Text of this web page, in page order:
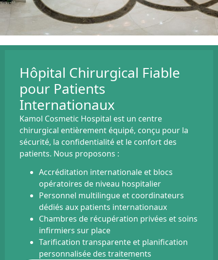
Hôpital Chirurgical Fiable
pour Patients
Internationaux
Kamol Cosmetic Hospital est un centre
chirurgical entièrement équipé, conçu pour la
sécurité, la confidentialité et le confort des
patients. Nous proposons :
Accréditation internationale et blocs
opératoires de niveau hospitalier
Personnel multilingue et coordinateurs
dédiés aux patients internationaux
Chambres de récupération privées et soins
infirmiers sur place
Tarification transparente et planification
personnalisée des traitements